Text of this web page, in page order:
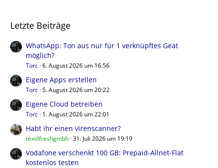
Letzte Beiträge
WhatsApp: Ton aus nur für 1 verknüpftes Geät
möglich?
Torc 6. August 2026 um 16:56
Eigene Apps erstellen
Torc 5. August 2026 um 20:22
Eigene Cloud betreiben
Torc 1. August 2026 um 22:01
Habt ihr einen virenscanner?
textilfreshgmbh 31. Juli 2026 um 19:19
Vodafone verschenkt 100 GB: Prepaid-Allnet-Flat
kostenlos testen